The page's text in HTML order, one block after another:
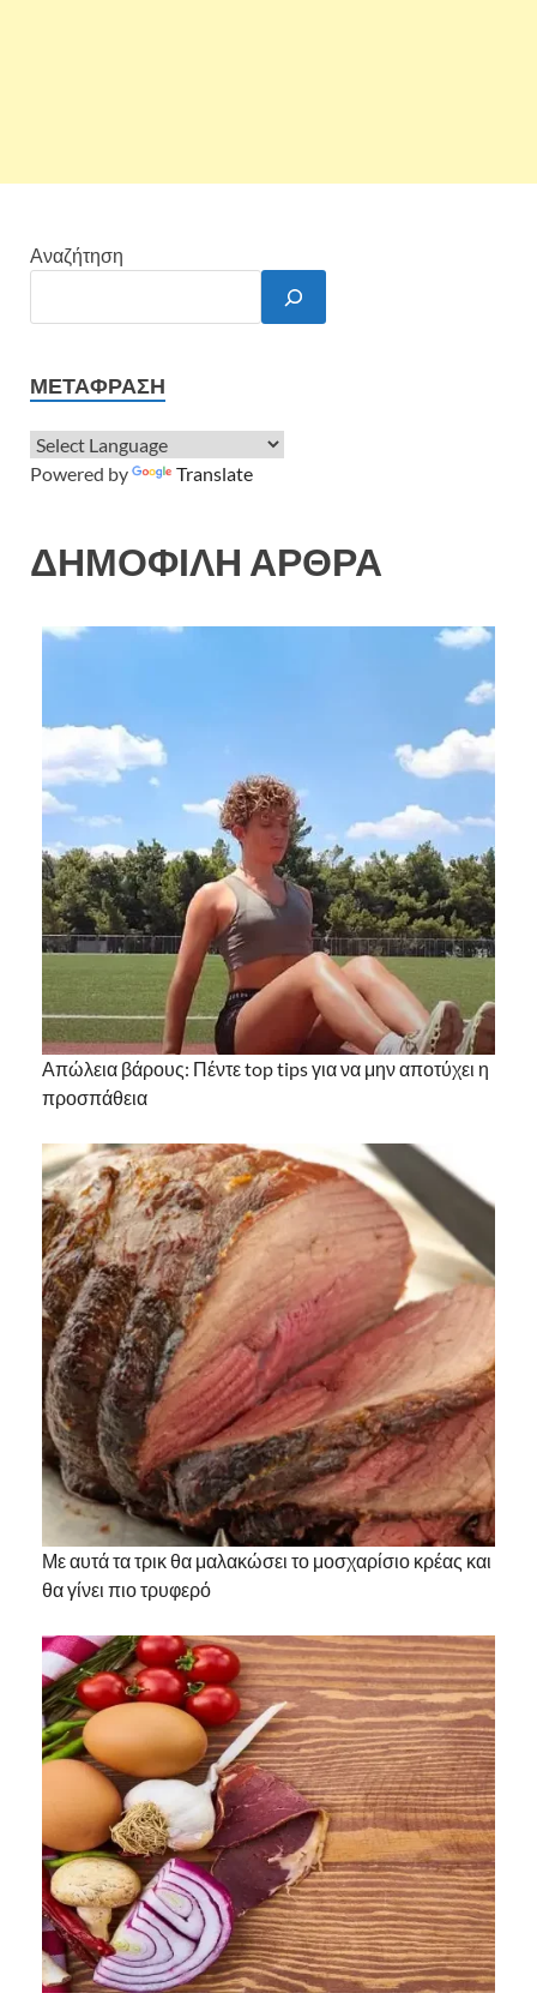
Αναζήτηση
ΜΕΤΆΦΡΑΣΗ
Powered by Translate
ΔΗΜΟΦΙΛΗ ΑΡΘΡΑ
Απώλεια βάρους: Πέντε top tips για να μην αποτύχει η
προσπάθεια
Με αυτά τα τρικ θα μαλακώσει το μοσχαρίσιο κρέας και
θα γίνει πιο τρυφερό